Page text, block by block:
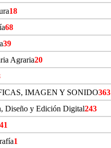
18
68
39
Agraria20
IMAGEN Y SONIDO363
Diseño y Edición Digital243
41
1